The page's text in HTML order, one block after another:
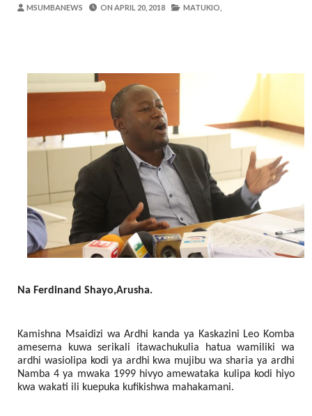
Alex Sonna-Aug 05 2026
Shamba Langu La Hekari Kumi
Zawadi-Aug 05 2026
Mume Wangu Alipoteza Hamu Na Mimi
Zawadi Aug 05 2026
WMA YAENDELEA KUTOA ELIMU YA
MSUMBA Aug 05 2026
MSUMBANEWS ON APRIL 20, 2018 MATUKIO,
Na Ferdinand Shayo,Arusha.
Kamishna Msaidizi wa Ardhi kanda ya Kaskazini Leo Komba
amesema kuwa serikali itawachukulia hatua wamiliki wa
ardhi wasiolipa kodi ya ardhi kwa mujibu wa sharia ya ardhi
Namba 4 ya mwaka 1999 hivyo amewataka kulipa kodi hiyo
kwa wakati ili kuepuka kufikishwa mahakamani.